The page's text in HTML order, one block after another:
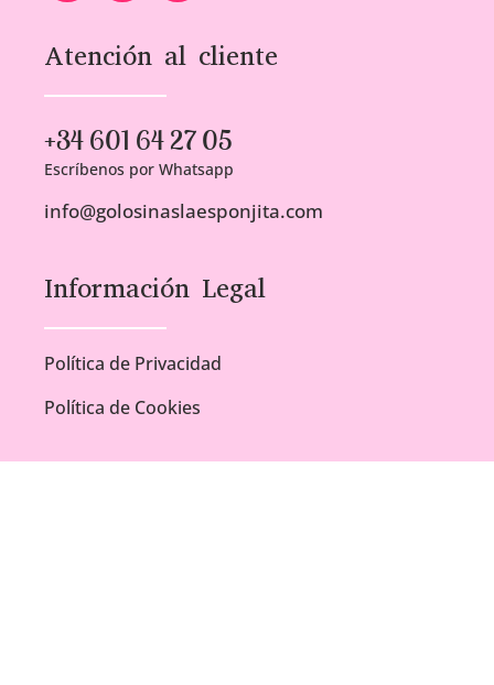
Atención al cliente
+34 601 64 27 05
Escríbenos por Whatsapp
info@golosinaslaesponjita.com
Información Legal
Política de Privacidad
Política de Cookies